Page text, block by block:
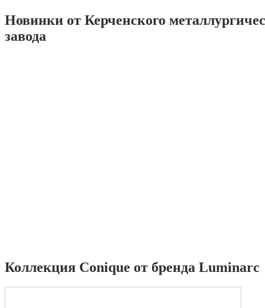
Новинки от Керченского
завода
Коллекция Conique от бренда Luminarc